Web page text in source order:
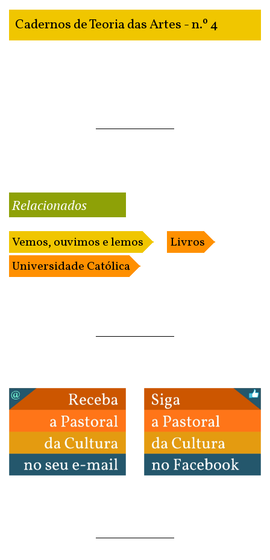
Cadernos de Teoria das Artes - n.º 4
Relacionados
Vemos, ouvimos e lemos
Livros
Universidade Católica